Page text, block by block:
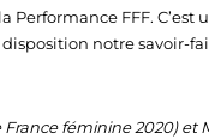
FFF.
notre savoir-
féminine 2020)